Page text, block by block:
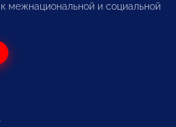
межнациональной и социальной